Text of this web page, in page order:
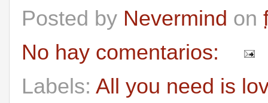
Posted by Nevermind on
No hay comentarios:
Labels: All you need is